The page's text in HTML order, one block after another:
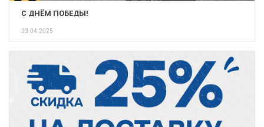
С ДНЁМ ПОБЕДЫ!
23.04.2025